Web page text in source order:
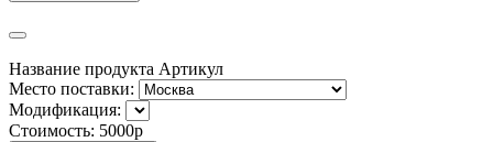
Название продукта Артикул
Место поставки:
Модификация:
Стоимость: 5000р